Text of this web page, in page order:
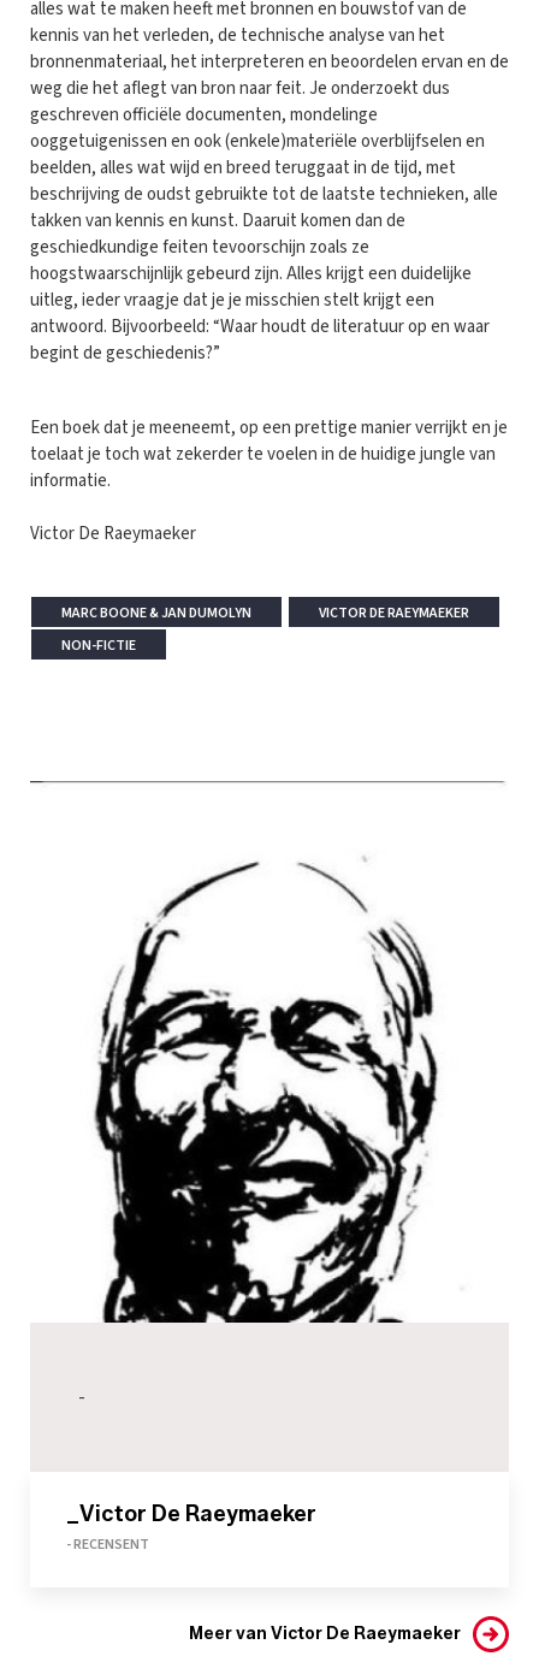
alles wat te maken heeft met bronnen en bouwstof van de
kennis van het verleden, de technische analyse van het
bronnenmateriaal, het interpreteren en beoordelen ervan en de
weg die het aflegt van bron naar feit. Je onderzoekt dus
geschreven officiële documenten, mondelinge
ooggetuigenissen en ook (enkele)materiële overblijfselen en
beelden, alles wat wijd en breed teruggaat in de tijd, met
beschrijving de oudst gebruikte tot de laatste technieken, alle
takken van kennis en kunst. Daaruit komen dan de
geschiedkundige feiten tevoorschijn zoals ze
hoogstwaarschijnlijk gebeurd zijn. Alles krijgt een duidelijke
uitleg, ieder vraagje dat je je misschien stelt krijgt een
antwoord. Bijvoorbeeld: “Waar houdt de literatuur op en waar
begint de geschiedenis?”
Een boek dat je meeneemt, op een prettige manier verrijkt en je
toelaat je toch wat zekerder te voelen in de huidige jungle van
informatie.
Victor De Raeymaeker
MARC BOONE & JAN DUMOLYN
VICTOR DE RAEYMAEKER
NON-FICTIE
-
_Victor De Raeymaeker
- RECENSENT
Meer van Victor De Raeymaeker